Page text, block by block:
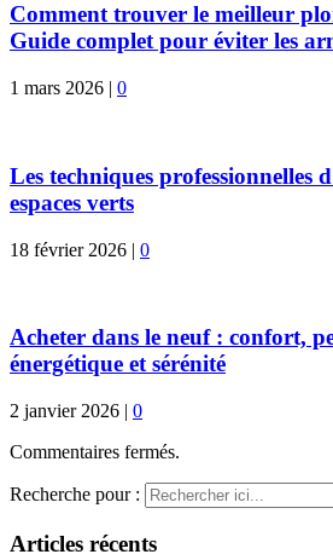
Comment trouver le meilleur
Guide complet pour éviter les
1 mars 2026 | 0
Les techniques professionnelles
espaces verts
18 février 2026 | 0
Acheter dans le neuf : confort,
énergétique et sérénité
2 janvier 2026 | 0
Commentaires fermés.
Recherche pour :
Articles récents